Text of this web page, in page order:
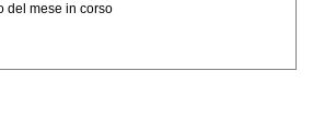
del mese in corso